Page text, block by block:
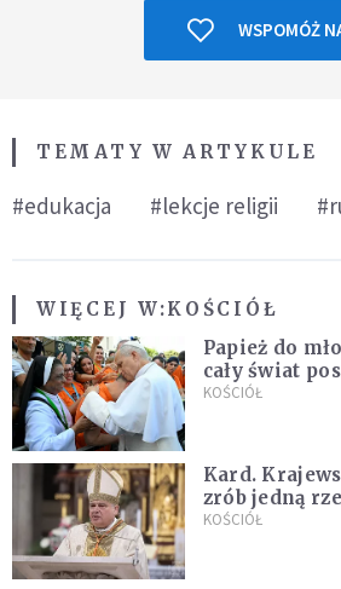
WSPOMÓŻ
TEMATY W ARTYKULE
#edukacja #lekcje religii
WIĘCEJ W:KOŚCIÓŁ
Papież do
cały świat
nowych
KOŚCIÓŁ
Kard.
zrób jedną
stanie się z
KOŚCIÓŁ